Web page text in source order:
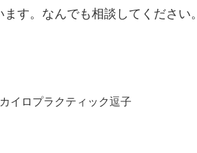
す。なんでも相談してください。
イロプラクティック逗子